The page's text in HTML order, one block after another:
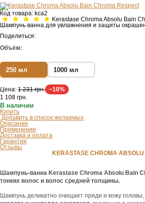
Код товара: kca2
Kerastase Chroma Absolu Bain
Шампунь ванна для увлажнения и защиты
Поделиться:
Объём:
250 мл 1000 мл
Цена: 1 231 грн. −10%
1 108 грн.
В наличии
Купить
Добавить в список желаемых
Описание
Применение
Доставка и оплата
Гарантия
Отзывы
KERASTASE CHROMA
Шампунь-ванна Kerastase Chroma Absolu Bain
тонких волос и волос средней толщины.
Шампунь деликатно очищает пряди и кожу